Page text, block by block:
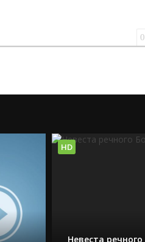
0
Невеста речного
HD